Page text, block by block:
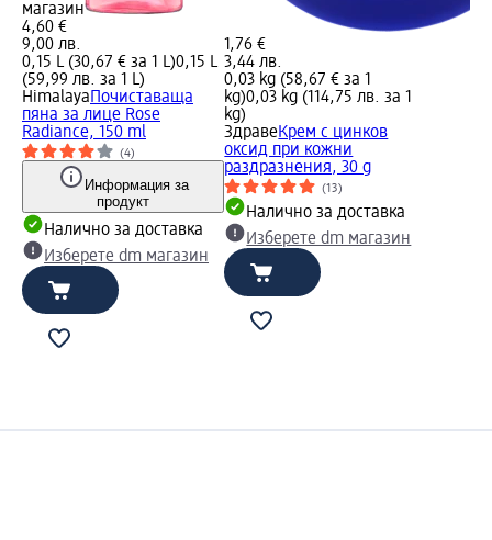
магазин
4,60 €
9,00 лв.
0,15 L (30,67 € за 1 L)0,15 L
(59,99 лв. за 1 L)
HimalayaПочиставаща
пяна за лице Rose
Radiance, 150 ml
(4)
Информация за
продукт
Налично за доставка
Изберете dm магазин
1,76 €
3,44 лв.
0,03 kg (58,67 € за 1
kg)0,03 kg (114,75 лв. за 1
kg)
ЗдравеКрем с цинков
оксид при кожни
раздразнения, 30 g
(13)
Налично за доставка
Изберете dm магазин